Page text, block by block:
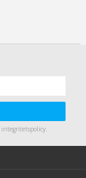
integritetspolicy.